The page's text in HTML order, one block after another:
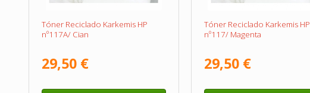
Tóner Reciclado Karkemis HP
nº117A/ Cian
29,50 €
Tóner Reciclado Karkemis HP
nº117/ Magenta
29,50 €